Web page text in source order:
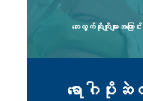
သို့ပျံ့ပွား (ပျံ့နှံ့) ပြီး
စ်ရှုးများဆီ ပျံ့နှံ့သွား
ရောဂါပဲ ဖြစ်ပါတယ်။
ဘေးထွက်ဆိုးကျိုးများအကြေ
ရောဂါပို